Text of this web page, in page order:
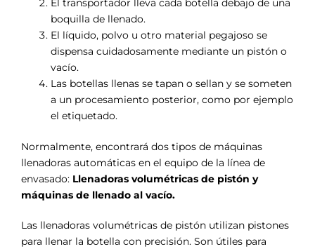
El transportador lleva cada botella debajo de una
boquilla de llenado.
El líquido, polvo u otro material pegajoso se
dispensa cuidadosamente mediante un pistón o
vacío.
Las botellas llenas se tapan o sellan y se someten
a un procesamiento posterior, como por ejemplo
el etiquetado.
Normalmente, encontrará dos tipos de máquinas
llenadoras automáticas en el equipo de la línea de
envasado: Llenadoras volumétricas de pistón y
máquinas de llenado al vacío.
Las llenadoras volumétricas de pistón utilizan pistones
para llenar la botella con precisión. Son útiles para